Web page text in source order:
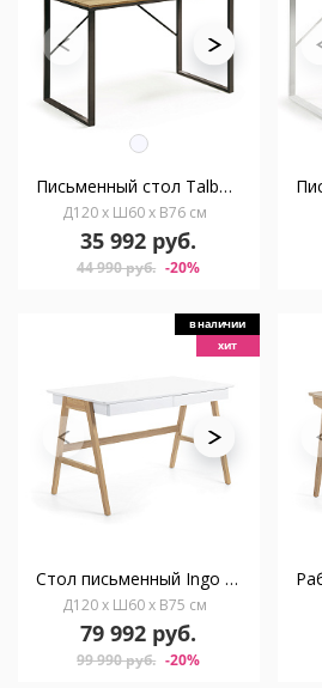
Письменный стол Talbot 120x60
Д120 x Ш60 x В76 см
35 992 руб.
44 990 руб. -20%
в наличии
хит
Стол письменный Ingo 120x60 белый
Д120 x Ш60 x В75 см
79 992 руб.
99 990 руб. -20%